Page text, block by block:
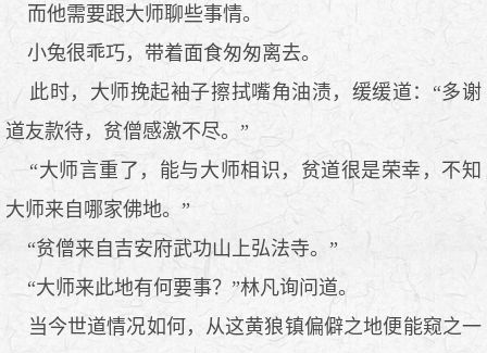
而他需要跟大师聊些事情。
小兔很乖巧，带着面食匆匆离去。
此时，大师挽起袖子擦拭嘴角油渍，缓缓道：“多谢
道友款待，贫僧感激不尽。”
“大师言重了，能与大师相识，贫道很是荣幸，不知
大师来自哪家佛地。”
“贫僧来自吉安府武功山上弘法寺。”
“大师来此地有何要事？”林凡询问道。
当今世道情况如何，从这黄狼镇偏僻之地便能窥之一